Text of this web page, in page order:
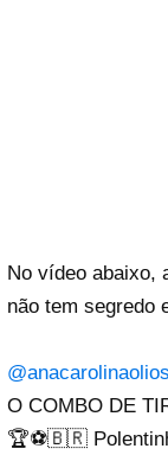
No vídeo abaixo,
não tem segredo
O COMBO DE
🏆⚽🇧🇷